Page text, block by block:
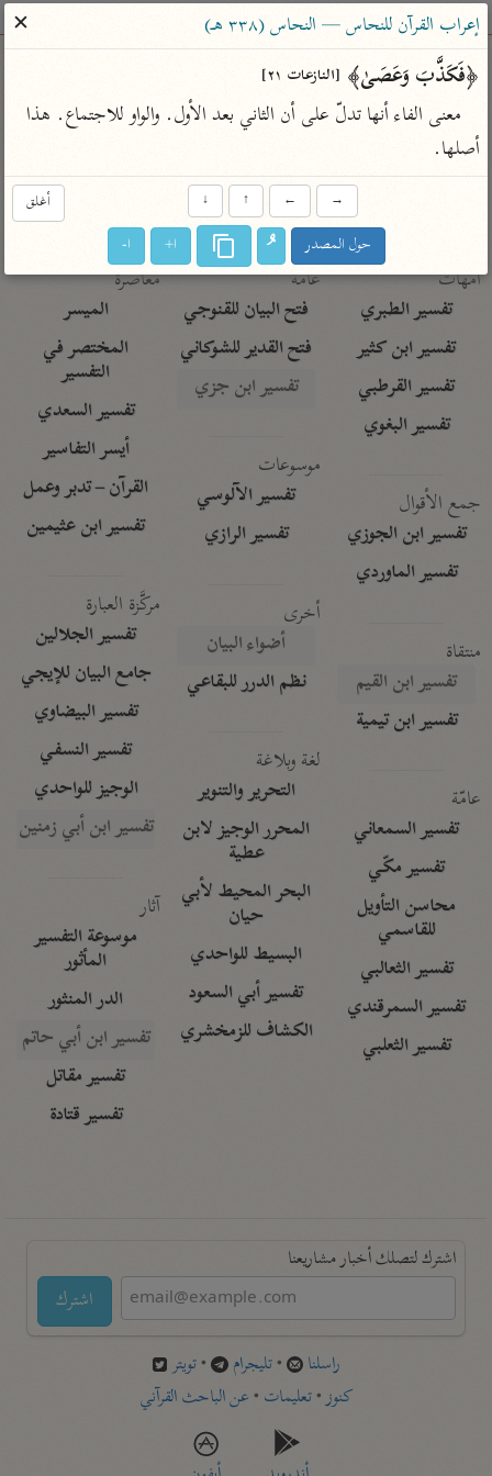
ساهم معنا في نشر القرآن والعلم الشرعي
الباحث القرآني
بحث تفسير علوم مصاحف معاجم
Type 2 or more characters for results.
Type 1 or more
characters for results.
أمّهات
تفسير الطبري
تفسير ابن كثير
تفسير القرطبي
تفسير البغوي
جمع الأقوال
تفسير ابن الجوزي
تفسير الماوردي
منتقاة
تفسير ابن القيم
تفسير ابن تيمية
عامّة
تفسير السمعاني
تفسير مكّي
محاسن التأويل
للقاسمي
تفسير الثعالبي
تفسير السمرقندي
تفسير الثعلبي
عامّة
فتح البيان للقنوجي
فتح القدير للشوكاني
تفسير ابن جزي
موسوعات
تفسير الآلوسي
تفسير الرازي
أخرى
أضواء البيان
نظم الدرر للبقاعي
لغة وبلاغة
التحرير والتنوير
المحرر الوجيز لابن
عطية
البحر المحيط لأبي
حيان
البسيط للواحدي
تفسير أبي السعود
الكشاف للزمخشري
معاصرة
الميسر
المختصر في
التفسير
تفسير السعدي
أيسر التفاسير
القرآن – تدبر وعمل
تفسير ابن عثيمين
مركَّزة العبارة
تفسير الجلالين
جامع البيان للإيجي
تفسير البيضاوي
تفسير النسفي
الوجيز للواحدي
تفسير ابن أبي زمنين
آثار
موسوعة التفسير
المأثور
الدر المنثور
تفسير ابن أبي حاتم
تفسير مقاتل
تفسير قتادة
اشترك لتصلك أخبار مشاريعنا
اشترك
راسلنا •تليجرام •تويتر
كنوز•تعليمات •عن الباحث القرآني
إعراب القرآن للنحاس — النحاس (٣٣٨ هـ)
✕
﴿فَكَذَّبَ وَعَصَىٰ﴾ [النازعات ٢١]
أصلها.
أغلق →
←
↑
↓
حول المصدر ا+ ا-